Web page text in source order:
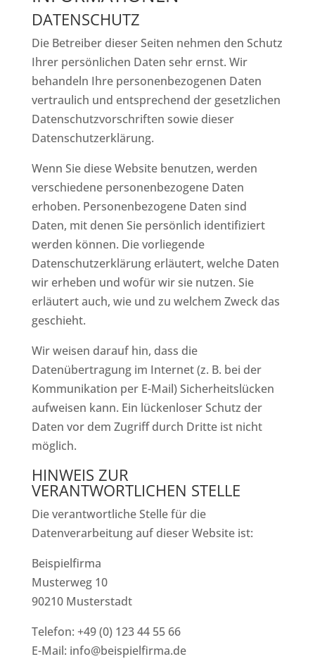
DATENSCHUTZ
Die Betreiber dieser Seiten nehmen den Schutz
Ihrer persönlichen Daten sehr ernst. Wir
behandeln Ihre personenbezogenen Daten
vertraulich und entsprechend der gesetzlichen
Datenschutzvorschriften sowie dieser
Datenschutzerklärung.
Wenn Sie diese Website benutzen, werden
verschiedene personenbezogene Daten
erhoben. Personenbezogene Daten sind
Daten, mit denen Sie persönlich identifiziert
werden können. Die vorliegende
Datenschutzerklärung erläutert, welche Daten
wir erheben und wofür wir sie nutzen. Sie
erläutert auch, wie und zu welchem Zweck das
geschieht.
Wir weisen darauf hin, dass die
Datenübertragung im Internet (z. B. bei der
Kommunikation per E-Mail) Sicherheitslücken
aufweisen kann. Ein lückenloser Schutz der
Daten vor dem Zugriff durch Dritte ist nicht
möglich.
HINWEIS ZUR
VERANTWORTLICHEN STELLE
Die verantwortliche Stelle für die
Datenverarbeitung auf dieser Website ist:
Beispielfirma
Musterweg 10
90210 Musterstadt
Telefon: +49 (0) 123 44 55 66
E-Mail: info@beispielfirma.de